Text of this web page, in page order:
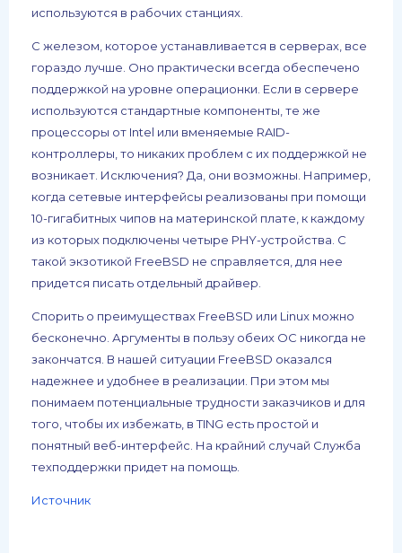
используются в рабочих станциях.
С железом, которое устанавливается в серверах, все
гораздо лучше. Оно практически всегда обеспечено
поддержкой на уровне операционки. Если в сервере
используются стандартные компоненты, те же
процессоры от Intel или вменяемые RAID-
контроллеры, то никаких проблем с их поддержкой не
возникает. Исключения? Да, они возможны. Например,
когда сетевые интерфейсы реализованы при помощи
10-гигабитных чипов на материнской плате, к каждому
из которых подключены четыре PHY-устройства. С
такой экзотикой FreeBSD не справляется, для нее
придется писать отдельный драйвер.
Спорить о преимуществах FreeBSD или Linux можно
бесконечно. Аргументы в пользу обеих ОС никогда не
закончатся. В нашей ситуации FreeBSD оказался
надежнее и удобнее в реализации. При этом мы
понимаем потенциальные трудности заказчиков и для
того, чтобы их избежать, в TING есть простой и
понятный веб-интерфейс. На крайний случай Служба
техподдержки придет на помощь.
Источник